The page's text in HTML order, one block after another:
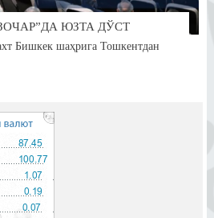
ЮЗТА ДЎСТ
Бишкек шаҳрига Тошкентдан